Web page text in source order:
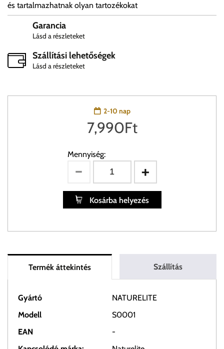
és tartalmazhatnak olyan tartozékokat
Garancia
Lásd a részleteket
Szállítási lehetőségek
Lásd a részleteket
2-10 nap
7,990Ft
Mennyiség:
Kosárba helyezés
Termék áttekintés Szállítás
Gyártó
NATURELITE
Modell
S0001
EAN
-